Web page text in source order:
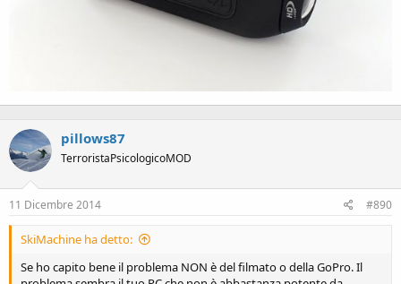
pillows87
TerroristaPsicologicoMOD
11 Dicembre 2014 #890
SkiMachine ha detto:
Se ho capito bene il problema NON è del filmato o della GoPro. Il